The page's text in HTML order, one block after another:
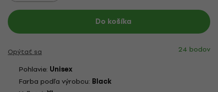
Do košíka
Opýtať sa
24 bodov
Pohlavie: Unisex
Farba podľa výrobcu: Black